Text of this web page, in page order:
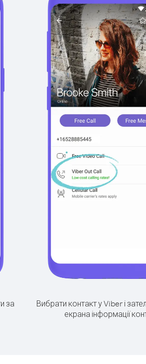
за
Вибрати контакт у Viber і
екрана інформації